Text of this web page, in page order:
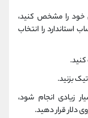
خود را مشخص کنید،
استاندارد را انتخاب
زیادی انجام شود،
دلار قرار دهید.